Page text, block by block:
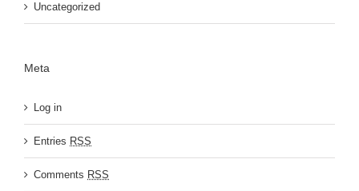
Uncategorized
Meta
Log in
Entries RSS
Comments RSS